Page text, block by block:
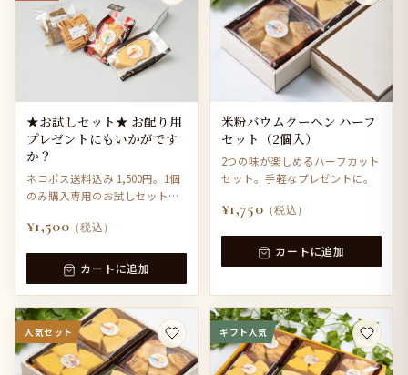
★お試しセット★ お配り用
プレゼントにもいかがです
か？
ネコポス送料込み 1,500円。1個
のみ購入専用のお試しセットで
¥1,500 （税込）
カートに追加
米粉バウムクーヘン ハーフ
セット（2個入）
2つの味が楽しめるハーフカット
セット。手軽なプレゼントに。
¥1,750 （税込）
カートに追加
人気セット ギフト人気